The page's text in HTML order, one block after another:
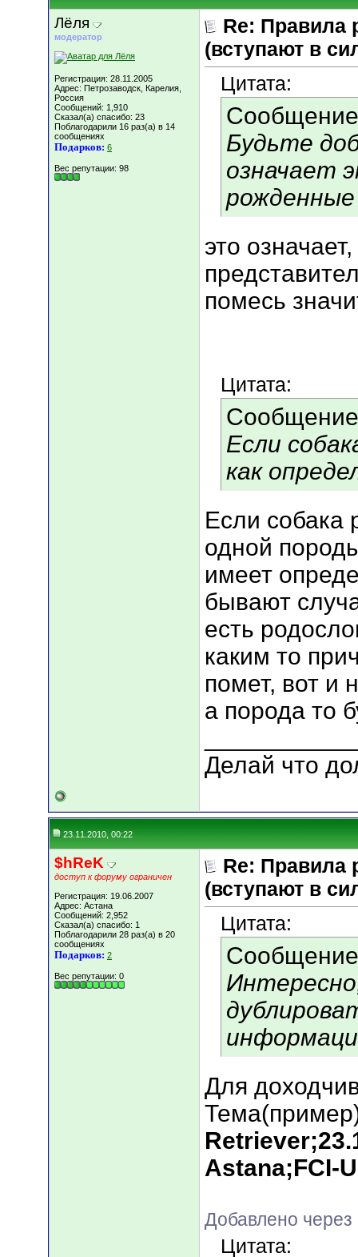
Лёля
модератор
Регистрация: 28.11.2005
Адрес: Петрозаводск, Карелия,
Россия
Сообщений: 1,910
Сказал(а) спасибо: 23
Поблагодарили 16 раз(а) в 14
сообщениях
Подарков: 6
Вес репутации: 98
Re: Правила
(вступают в
Цитата:
Будьте
означает
это
помесь
Цитата:
Если
как
Если собака
одной
имеет
бывают
есть
каким то
помет, вот и
а порода то
Делай что
23.11.2010, 00:22
$hReK
доступ к форуму ограничен
Регистрация: 19.06.2007
Адрес: Астана
Сообщений: 2,952
Сказал(а) спасибо: 1
Поблагодарили 28 раз(а) в 20
сообщениях
Подарков: 2
Вес репутации: 0
Re: Правила
(вступают в
Цитата:
Для
Astana;FCI-
Добавлено через
Цитата: